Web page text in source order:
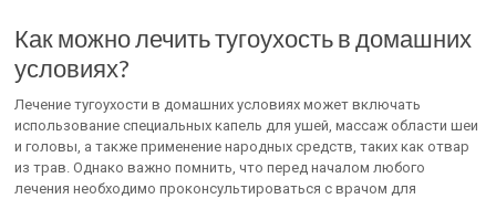
Как можно лечить тугоухость в домашних
условиях?
Лечение тугоухости в домашних условиях может включать
использование специальных капель для ушей, массаж области шеи
и головы, а также применение народных средств, таких как отвар
из трав. Однако важно помнить, что перед началом любого
лечения необходимо проконсультироваться с врачом для